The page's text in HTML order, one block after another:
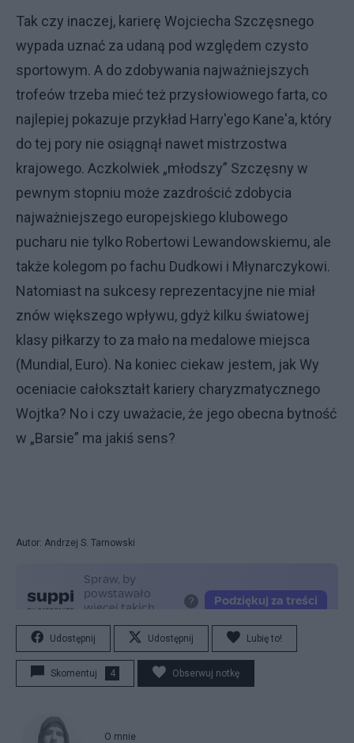
Tak czy inaczej, karierę Wojciecha Szczęsnego
wypada uznać za udaną pod względem czysto
sportowym. A do zdobywania najważniejszych
trofeów trzeba mieć też przysłowiowego farta, co
najlepiej pokazuje przykład Harry'ego Kane'a, który
do tej pory nie osiągnął nawet mistrzostwa
krajowego. Aczkolwiek „młodszy” Szczęsny w
pewnym stopniu może zazdrościć zdobycia
najważniejszego europejskiego klubowego
pucharu nie tylko Robertowi Lewandowskiemu, ale
także kolegom po fachu Dudkowi i Młynarczykowi.
Natomiast na sukcesy reprezentacyjne nie miał
znów większego wpływu, gdyż kilku światowej
klasy piłkarzy to za mało na medalowe miejsca
(Mundial, Euro). Na koniec ciekaw jestem, jak Wy
oceniacie całokształt kariery charyzmatycznego
Wojtka? No i czy uważacie, że jego obecna bytność
w „Barsie” ma jakiś sens?
Autor: Andrzej S. Tarnowski
Udostępnij Udostępnij Lubię to!
Skomentuj 4 Obserwuj notkę
O mnie